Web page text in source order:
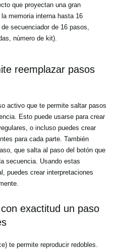
que proyectan una gran
memoria interna hasta 16
secuenciador de 16 pasos,
número de kit).
reemplazar pasos
activo que te permite saltar pasos
Esto puede usarse para crear
o incluso puedes crear
para cada parte. También
que salta al paso del botón que
secuencia. Usando estas
puedes crear interpretaciones
exactitud un paso
te permite reproducir redobles.